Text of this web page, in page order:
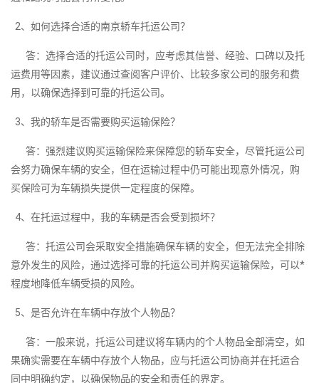
2、如何选择合适的南京轿车托运公司？
答：选择合适的托运公司时，应考虑其信誉、经验、口碑以及托
运费用等因素，建议通过查阅客户评价、比较多家公司的服务和费
用，以确保选择到可靠的托运公司。
3、我的轿车是否需要购买运输保险？
答：强烈建议购买运输保险来保障您的轿车安全，尽管托运公司
会努力确保车辆的安全，但在运输过程中仍可能出现意外情况，购
买保险可为车辆损失提供一定程度的保障。
4、在托运过程中，我的车辆是否会受到损坏？
答：托运公司会采取安全措施确保车辆的安全，但无法完全排除
意外发生的风险，通过选择可靠的托运公司并购买运输保险，可以*
程度地降低车辆受损的风险。
5、是否允许在车辆中存放个人物品？
答：一般来说，托运公司建议将车辆内的个人物品全部清空，如
果确实需要在车辆中存放个人物品，应与托运公司协商并在托运合
同中明确约定，以确保物品的安全和责任的界定。